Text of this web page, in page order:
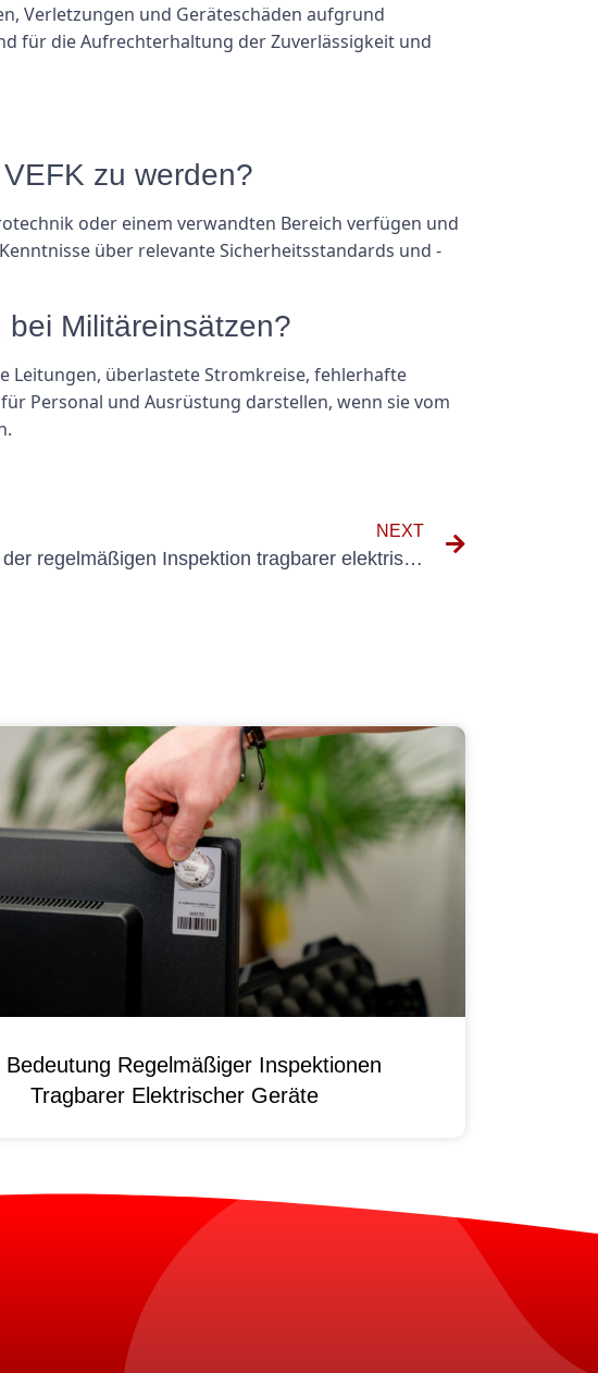
Verletzungen und Geräteschäden aufgrund
für die Aufrechterhaltung der Zuverlässigkeit und
zu werden?
oder einem verwandten Bereich verfügen und
über relevante Sicherheitsstandards und -
Militäreinsätzen?
Leitungen, überlastete Stromkreise, fehlerhafte
Personal und Ausrüstung darstellen, wenn sie vom
NEXT
Die Bedeutung der regelmäßigen Inspektion tragbarer elektrischer Geräte
Bedeutung Regelmäßiger Inspektionen
Tragbarer Elektrischer Geräte